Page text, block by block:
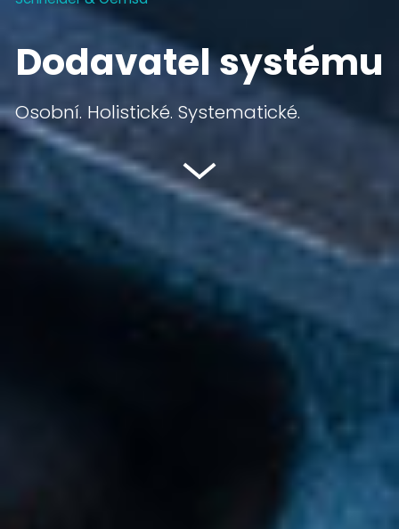
Dodavatel systému
Osobní. Holistické. Systematické.